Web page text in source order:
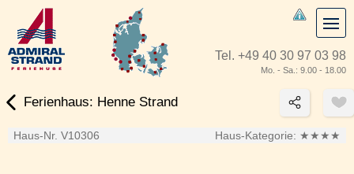
Tel. +49 40 30 97 03 98
Mo. - Sa.: 9.00 - 18.00
Ferienhaus: Henne Strand
Haus-Nr. V10306 Haus-Kategorie: ★★★★